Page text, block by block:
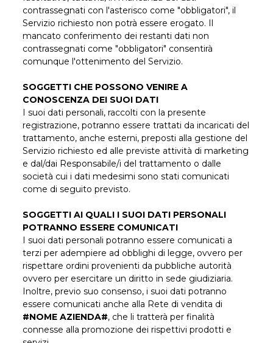
contrassegnati con l'asterisco come "obbligatori", il
Servizio richiesto non potrà essere erogato. Il
mancato conferimento dei restanti dati non
contrassegnati come "obbligatori" consentirà
comunque l'ottenimento del Servizio.
SOGGETTI CHE POSSONO VENIRE A
CONOSCENZA DEI SUOI DATI
I suoi dati personali, raccolti con la presente
registrazione, potranno essere trattati da incaricati del
trattamento, anche esterni, preposti alla gestione del
Servizio richiesto ed alle previste attività di marketing
e dal/dai Responsabile/i del trattamento o dalle
società cui i dati medesimi sono stati comunicati
come di seguito previsto.
SOGGETTI AI QUALI I SUOI DATI PERSONALI
POTRANNO ESSERE COMUNICATI
I suoi dati personali potranno essere comunicati a
terzi per adempiere ad obblighi di legge, ovvero per
rispettare ordini provenienti da pubbliche autorità
ovvero per esercitare un diritto in sede giudiziaria.
Inoltre, previo suo consenso, i suoi dati potranno
essere comunicati anche alla Rete di vendita di
#NOME AZIENDA#, che li tratterà per finalità
connesse alla promozione dei rispettivi prodotti e